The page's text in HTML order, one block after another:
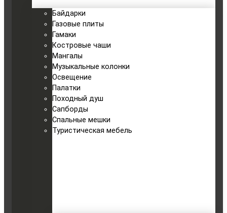
Байдарки
Газовые плиты
Гамаки
Костровые чаши
Мангалы
Музыкальные колонки
Освещение
Палатки
Походный душ
Сапборды
Спальные мешки
Туристическая мебель